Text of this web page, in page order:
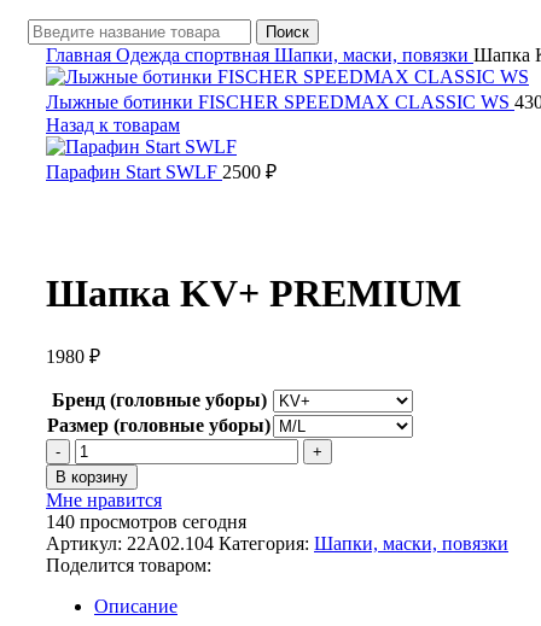
Поиск
Главная Одежда спортвная Шапки, маски, повязки Шапка
Лыжные ботинки FISCHER SPEEDMAX CLASSIC WS
Назад к товарам
Парафин Start SWLF 2500 ₽
Шапка KV+ PREMIUM
1980 ₽
Бренд (головные уборы)
Размер (головные уборы)
Количество
товара
Шапка
KV+
PREMIUM
В корзину
Мне нравится
140 просмотров сегодня
Артикул: 22A02.104 Категория: Шапки, маски, повязки
Поделится товаром:
Описание